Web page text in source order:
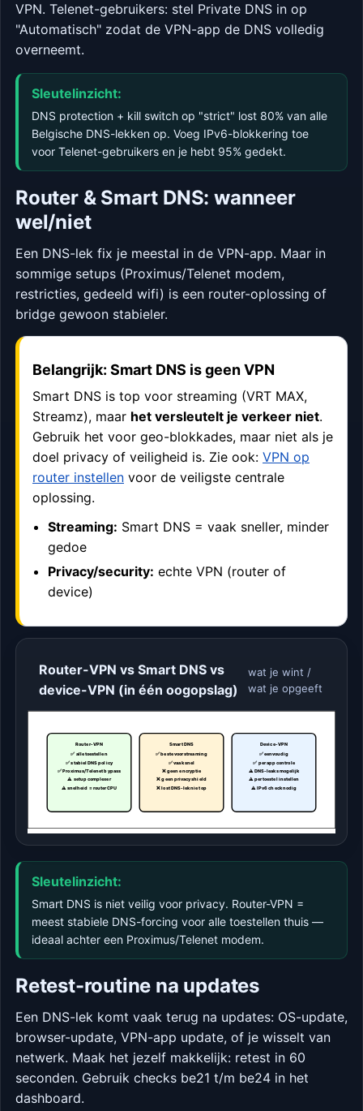
VPN. Telenet-gebruikers: stel Private DNS in op
"Automatisch" zodat de VPN-app de DNS volledig
overneemt.
Sleutelinzicht:
DNS protection + kill switch op "strict" lost 80% van alle
Belgische DNS-lekken op. Voeg IPv6-blokkering toe
voor Telenet-gebruikers en je hebt 95% gedekt.
Router & Smart DNS: wanneer
wel/niet
Een DNS-lek fix je meestal in de VPN-app. Maar in
sommige setups (Proximus/Telenet modem,
restricties, gedeeld wifi) is een router-oplossing of
bridge gewoon stabieler.
Belangrijk: Smart DNS is geen VPN
Smart DNS is top voor streaming (VRT MAX,
Streamz), maar het versleutelt je verkeer niet.
Gebruik het voor geo-blokkades, maar niet als je
doel privacy of veiligheid is. Zie ook: VPN op
router instellen voor de veiligste centrale
oplossing.
Streaming: Smart DNS = vaak sneller, minder
gedoe
Privacy/security: echte VPN (router of
device)
Router-VPN vs Smart DNS vs
device-VPN (in één oogopslag)
wat je wint /
wat je opgeeft
Router-VPN
✅ alle toestellen
✅ stabiel DNS policy
✅ Proximus/Telenet bypass
⚠ setup complexer
⚠ snelheid = router CPU
Smart DNS
✅ beste voor streaming
✅ vaak snel
❌ geen encryptie
❌ geen privacy shield
❌ lost DNS-lek niet op
Device-VPN
✅ eenvoudig
✅ per app controle
⚠ DNS-leaks mogelijk
⚠ per toestel instellen
⚠ IPv6 check nodig
Sleutelinzicht:
Smart DNS is niet veilig voor privacy. Router-VPN =
meest stabiele DNS-forcing voor alle toestellen thuis —
ideaal achter een Proximus/Telenet modem.
Retest-routine na updates
Een DNS-lek komt vaak terug na updates: OS-update,
browser-update, VPN-app update, of je wisselt van
netwerk. Maak het jezelf makkelijk: retest in 60
seconden. Gebruik checks be21 t/m be24 in het
dashboard.